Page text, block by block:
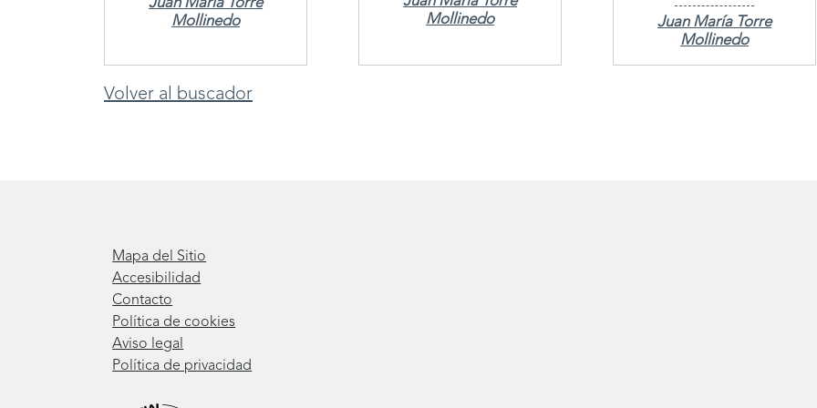
Mollinedo
Mollinedo
Juan María Torre
Mollinedo
Volver al buscador
Mapa del Sitio
Accesibilidad
Contacto
Política de cookies
Aviso legal
Política de privacidad